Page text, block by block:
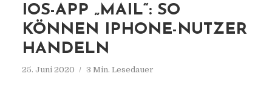
IOS-APP „MAIL“: SO
KÖNNEN IPHONE-NUTZER
HANDELN
25. Juni 2020 3 Min. Lesedauer